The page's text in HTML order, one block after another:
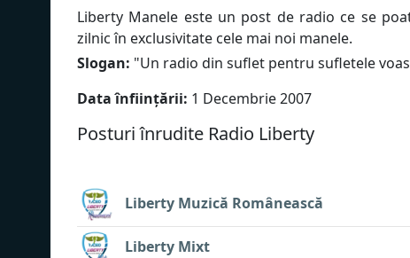
Liberty Manele este un post de radio ce se
zilnic în exclusivitate cele mai noi manele.
Slogan: "Un radio din suflet pentru sufletele
Data înființării: 1 Decembrie 2007
Posturi înrudite Radio Liberty
Liberty Muzică Românească
Liberty Mixt